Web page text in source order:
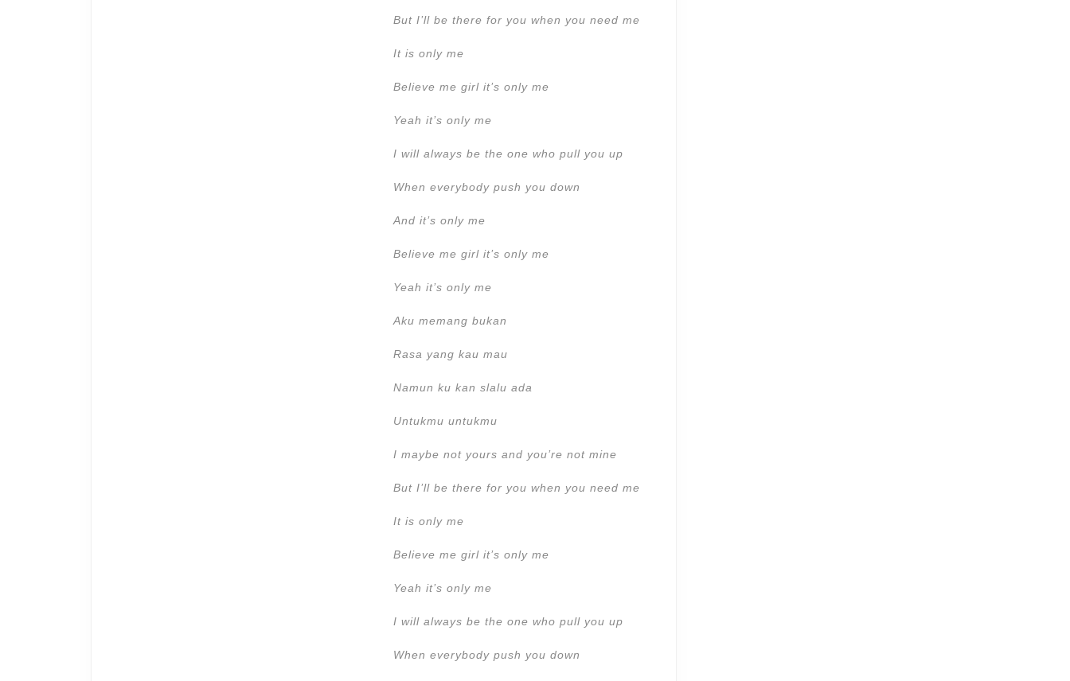
But I’ll be there for you when you need me
It is only me
Believe me girl it’s only me
Yeah it’s only me
I will always be the one who pull you up
When everybody push you down
And it’s only me
Believe me girl it’s only me
Yeah it’s only me
Aku memang bukan
Rasa yang kau mau
Namun ku kan slalu ada
Untukmu untukmu
I maybe not yours and you’re not mine
But I’ll be there for you when you need me
It is only me
Believe me girl it’s only me
Yeah it’s only me
I will always be the one who pull you up
When everybody push you down